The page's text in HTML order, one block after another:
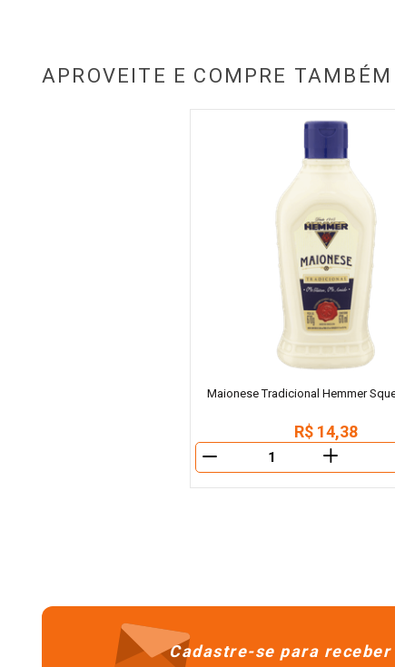
APROVEITE E COMPRE TAMBÉM
Maionese Tradicional Hemmer
R$ 14,38
＋
Cadastre-se para